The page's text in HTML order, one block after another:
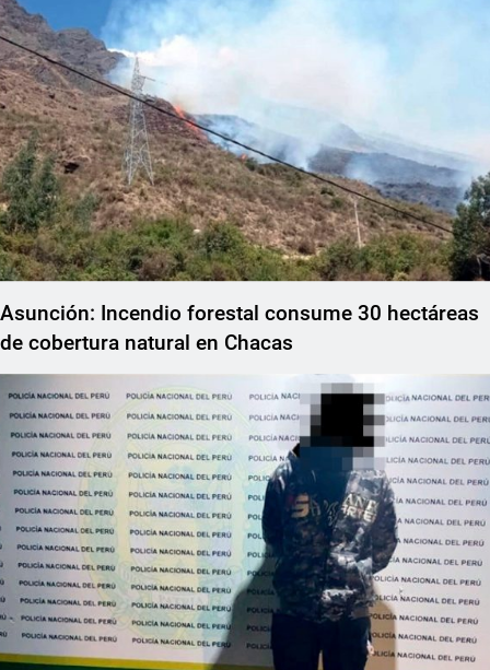
Asunción: Incendio forestal consume 30 hectáreas
de cobertura natural en Chacas